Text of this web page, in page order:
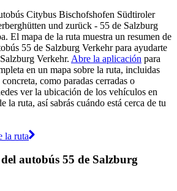
Citybus Bischofshofen Südtiroler
und zurück - 55 de Salzburg
El mapa de la ruta muestra un resumen de
55 de Salzburg Verkehr para ayudarte
Verkehr. Abre la aplicación para
en un mapa sobre la ruta, incluidas
como paradas cerradas o
ver la ubicación de los vehículos en
la ruta, así sabrás cuándo está cerca de tu
la ruta
autobús 55 de Salzburg